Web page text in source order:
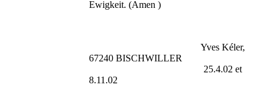
Ewigkeit. (Amen )
Yves Kéler,
67240 BISCHWILLER
25.4.02 et
8.11.02